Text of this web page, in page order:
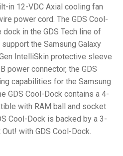
in 12-VDC Axial cooling fan
power cord. The GDS Cool-
in the GDS Tech line of
the Samsung Galaxy
IntelliSkin protective sleeve
power connector, the GDS
capabilities for the Samsung
GDS Cool-Dock contains a 4-
with RAM ball and socket
Cool-Dock is backed by a 3-
with GDS Cool-Dock.